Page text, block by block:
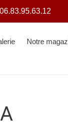
Notre